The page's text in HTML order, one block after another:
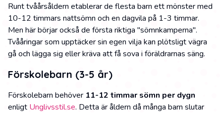
Runt tvåårsåldern etablerar de flesta barn ett mönster med
10-12 timmars nattsömn och en dagvila på 1-3 timmar.
Men här börjar också de första riktiga "sömnkamperna".
Tvååringar som upptäcker sin egen vilja kan plötsligt vägra
gå och lägga sig eller kräva att få sova i föräldrarnas säng.
Förskolebarn (3-5 år)
Förskolebarn behöver 11-12 timmar sömn per dygn
enligt Unglivsstil.se. Detta är åldern då många barn slutar